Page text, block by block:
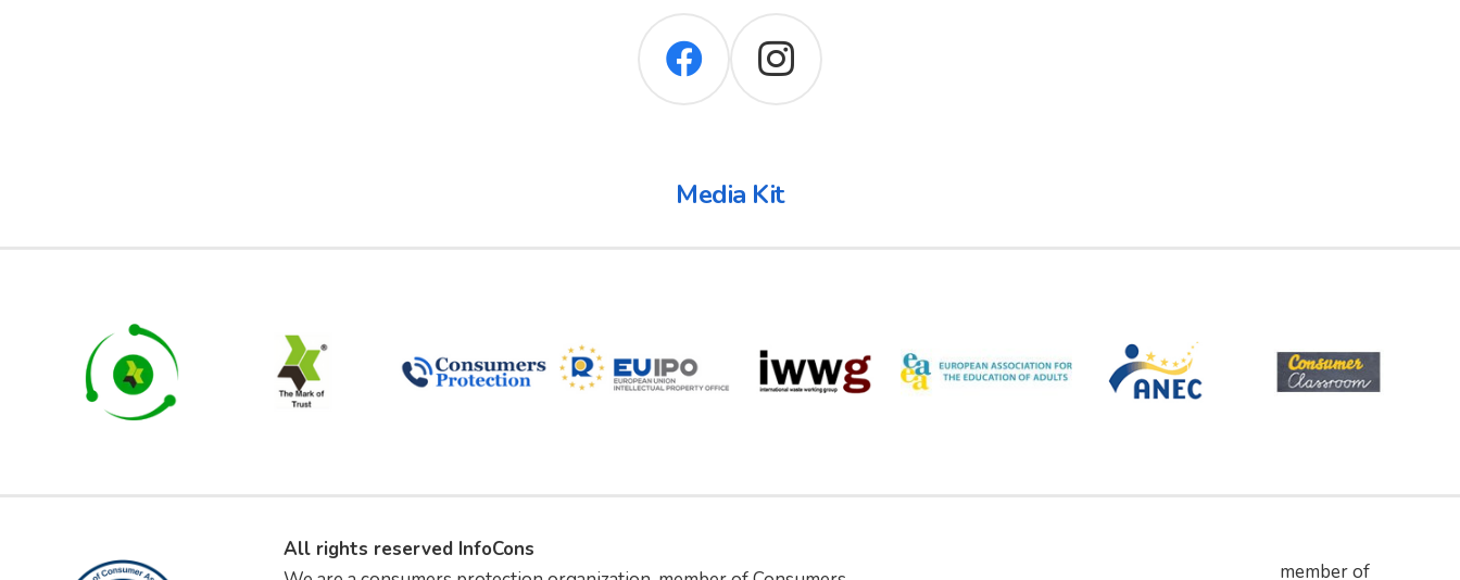
Media Kit
All rights reserved InfoCons
member of